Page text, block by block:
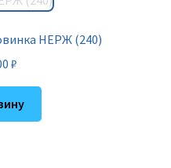
НЕРЖ (240)
₽